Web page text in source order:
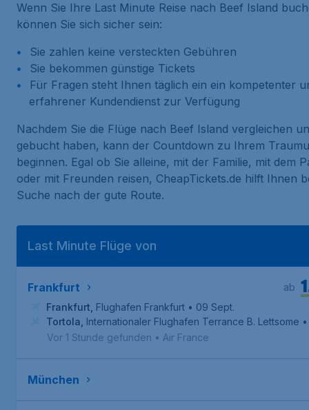
Wenn Sie Ihre Last Minute Reise nach Beef Island
können Sie sich sicher sein:
Sie zahlen keine versteckten Gebühren
Sie bekommen günstige Tickets
Für Fragen steht Ihnen täglich ein ein kompetenter
erfahrener Kundendienst zur Verfügung
Nachdem Sie die Flüge nach Beef Island vergleichen
gebucht haben, kann der Countdown zu Ihrem
beginnen. Egal ob Sie alleine, mit der Familie, mit dem
oder mit Freunden reisen, CheapTickets.de hilft Ihnen
Suche nach der gute Route.
Last Minute Flüge von
Frankfurt
ab
Frankfurt Flughafen Frankfurt • 09 Sept.
Tortola Internationaler Flughafen Terrance B. Lettsome
Vor 1 Stunde gefunden • Air France
München